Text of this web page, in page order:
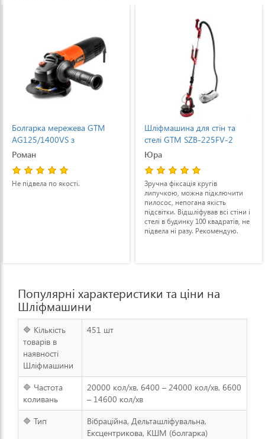
Болгарка мережева GTM
AG125/1400VS з
регулюванням обертів і
плавним пуском
(AG125/1400VS)
Роман
Не підвела по якості.
Шліфмашина для стін та
стелі GTM SZB-225FV-2
Юра
Зручна фіксація кругів
липучкою, можна підключити
пилосос, непогана якість
підсвітки. Відшліфував всі стіни і
стелі в будинку 100 квадратів, не
підвела ні разу. Рекомендую.
Популярні характеристики та ціни на
Шліфмашини
🔷 Кількість
товарів в
наявності
Шліфмашини
451 шт
🔷 Частота
коливань
20000 кол/хв, 6400 – 24000 кол/хв, 6600
– 14600 кол/хв
🔷 Тип
Вібраційна, Дельташліфувальна,
Ексцентрикова, КШМ (болгарка)